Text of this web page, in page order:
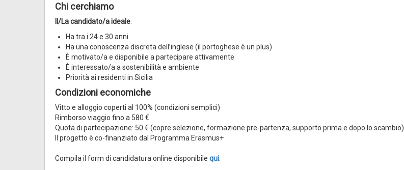
Chi cerchiamo
Il/La candidato/a ideale:
Ha tra i 24 e 30 anni
Ha una conoscenza discreta dell’inglese (il portoghese è un plus)
È motivato/a e disponibile a partecipare attivamente
È interessato/a a sostenibilità e ambiente
Priorità ai residenti in Sicilia
Condizioni economiche
Vitto e alloggio coperti al 100% (condizioni semplici)
Rimborso viaggio fino a 580 €
Quota di partecipazione: 50 € (copre selezione, formazione pre-partenza, supporto prima e dopo lo scambio)
Il progetto è co-finanziato dal Programma Erasmus+
Compila il form di candidatura online disponibile qui: